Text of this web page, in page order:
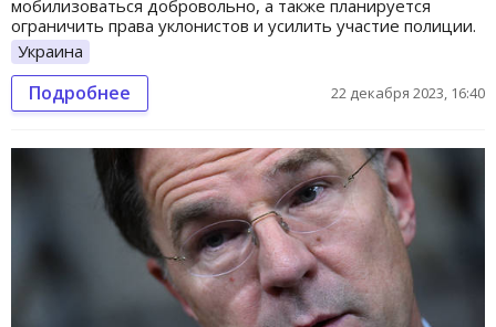
мобилизоваться добровольно, а также планируется
ограничить права уклонистов и усилить участие полиции.
Украина
Подробнее 22 декабря 2023, 16:40